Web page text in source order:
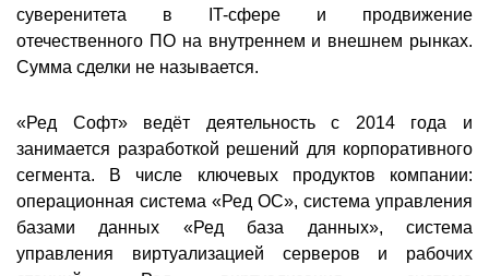
суверенитета в IT-сфере и продвижение
отечественного ПО на внутреннем и внешнем рынках.
Сумма сделки не называется.
«Ред Софт» ведёт деятельность с 2014 года и
занимается разработкой решений для корпоративного
сегмента. В числе ключевых продуктов компании:
операционная система «Ред ОС», система управления
базами данных «Ред база данных», система
управления виртуализацией серверов и рабочих